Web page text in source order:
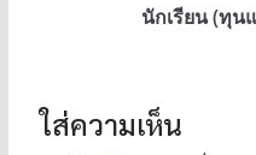
นักเรียน (ทุน
ใส่ความเห็น